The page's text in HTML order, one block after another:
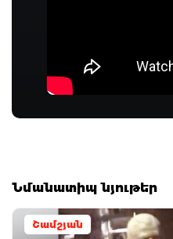
Նմանատիպ նյութեր
Շամշյան